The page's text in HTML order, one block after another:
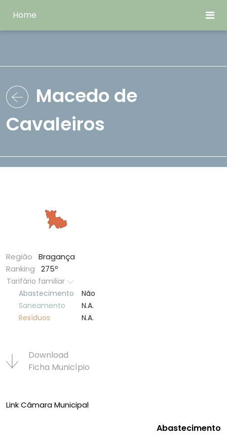
Home
Macedo de
Cavaleiros
Região
Bragança
Ranking
275º
Tarifário familiar
Abastecimento
Não
Saneamento
N.A.
Resí­duos
N.A.
Download
Ficha Municí­pio
Link Câmara Municipal
Abastecimento